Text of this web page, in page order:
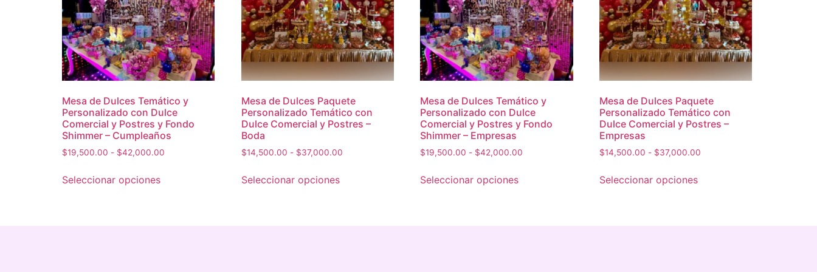
Mesa de Dulces Temático y
Personalizado con Dulce
Comercial y Postres y Fondo
Shimmer – Cumpleaños
$19,500.00 - $42,000.00
Seleccionar opciones
Mesa de Dulces Paquete
Personalizado Temático con
Dulce Comercial y Postres –
Boda
$14,500.00 - $37,000.00
Seleccionar opciones
Mesa de Dulces Temático y
Personalizado con Dulce
Comercial y Postres y Fondo
Shimmer – Empresas
$19,500.00 - $42,000.00
Seleccionar opciones
Mesa de Dulces Paquete
Personalizado Temático con
Dulce Comercial y Postres –
Empresas
$14,500.00 - $37,000.00
Seleccionar opciones